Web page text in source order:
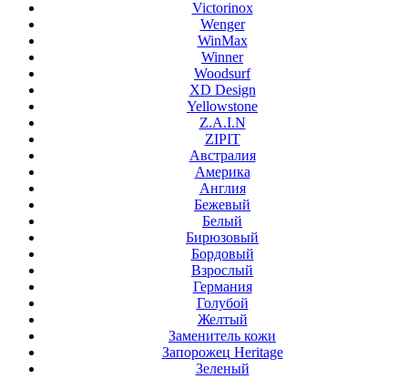
Victorinox
Wenger
WinMax
Winner
Woodsurf
XD Design
Yellowstone
Z.A.I.N
ZIPIT
Австралия
Америка
Англия
Бежевый
Белый
Бирюзовый
Бордовый
Взрослый
Германия
Голубой
Желтый
Заменитель кожи
Запорожец Heritage
Зеленый